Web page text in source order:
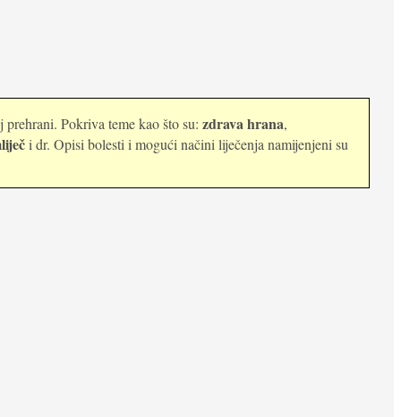
Pokriva teme kao što su: zdrava hrana,
i dr. Opisi bolesti i mogući načini liječenja namijenjeni su